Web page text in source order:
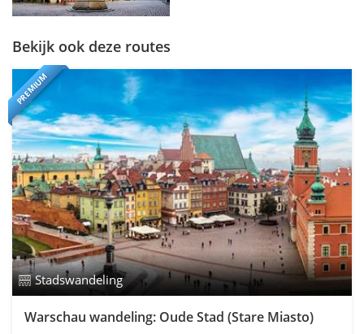
Bekijk ook deze routes
PREMIUM
Stadswandeling
Warschau wandeling: Oude Stad (Stare Miasto)